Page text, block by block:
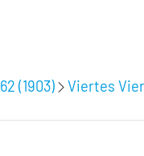
62 (1903) Viertes